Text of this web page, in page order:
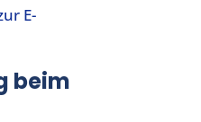
E-
beim